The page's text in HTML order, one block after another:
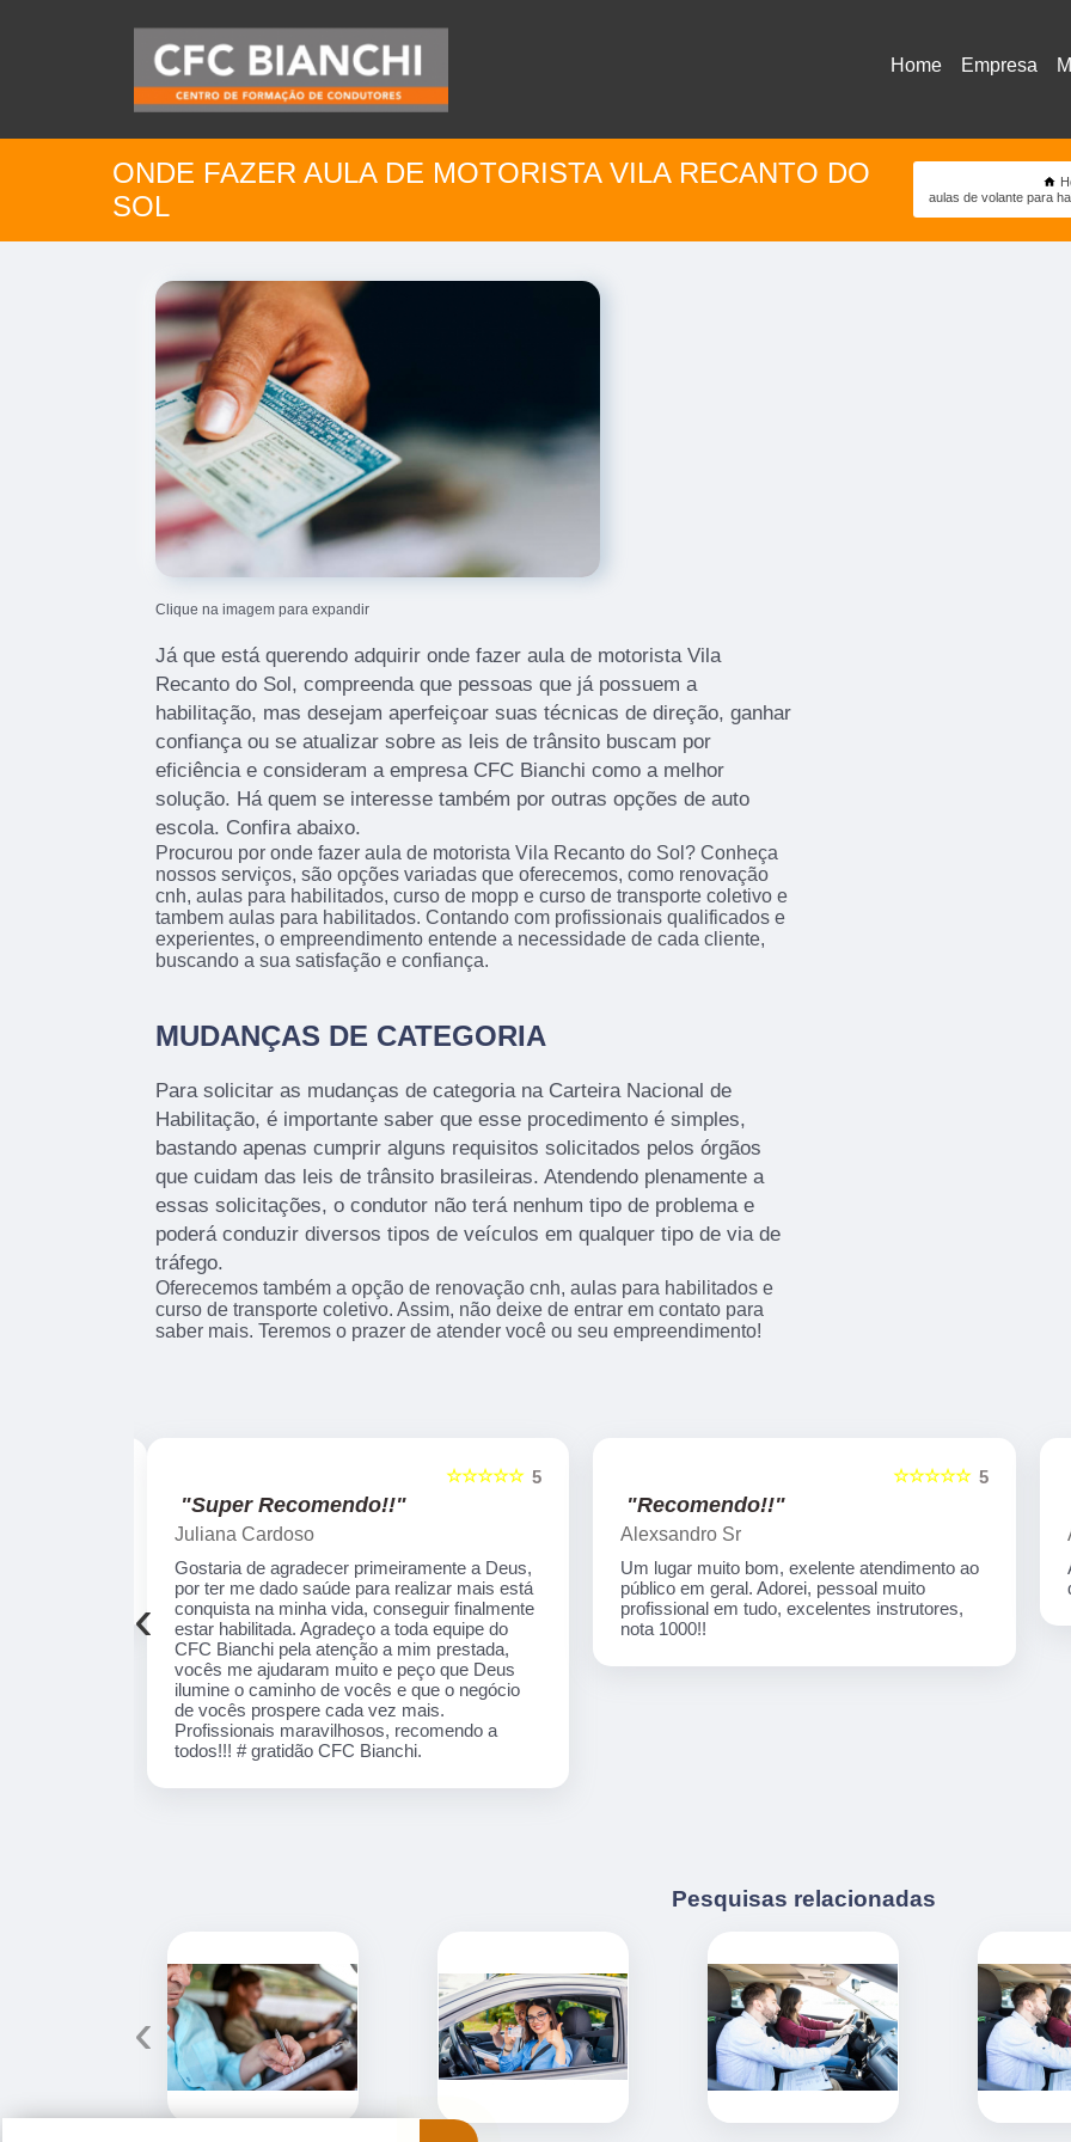
Home Empresa
ONDE FAZER AULA DE MOTORISTA VILA RECANTO DO
SOL
aulas de volante para
Clique na imagem para expandir
Já que está querendo adquirir onde fazer aula de motorista Vila
Recanto do Sol, compreenda que pessoas que já possuem a
habilitação, mas desejam aperfeiçoar suas técnicas de direção, ganhar
confiança ou se atualizar sobre as leis de trânsito buscam por
eficiência e consideram a empresa CFC Bianchi como a melhor
solução. Há quem se interesse também por outras opções de auto
escola. Confira abaixo.
Procurou por onde fazer aula de motorista Vila Recanto do Sol? Conheça
nossos serviços, são opções variadas que oferecemos, como renovação
cnh, aulas para habilitados, curso de mopp e curso de transporte coletivo e
tambem aulas para habilitados. Contando com profissionais qualificados e
experientes, o empreendimento entende a necessidade de cada cliente,
buscando a sua satisfação e confiança.
MUDANÇAS DE CATEGORIA
Para solicitar as mudanças de categoria na Carteira Nacional de
Habilitação, é importante saber que esse procedimento é simples,
bastando apenas cumprir alguns requisitos solicitados pelos órgãos
que cuidam das leis de trânsito brasileiras. Atendendo plenamente a
essas solicitações, o condutor não terá nenhum tipo de problema e
poderá conduzir diversos tipos de veículos em qualquer tipo de via de
tráfego.
Oferecemos também a opção de renovação cnh, aulas para habilitados e
curso de transporte coletivo. Assim, não deixe de entrar em contato para
saber mais. Teremos o prazer de atender você ou seu empreendimento!
5
☆☆☆☆☆
"Recomendo!!"
Alexsandro Sr
Um lugar muito bom, exelente atendimento ao
público em geral. Adorei, pessoal muito
profissional em tudo, excelentes instrutores,
nota 1000!!
5
☆☆☆☆☆
"Recomendo!!"
Artecom informatica
Atendimento especial, professores
qualificados, serviços de qualidade.
‹
Pesquisas relacionadas
‹